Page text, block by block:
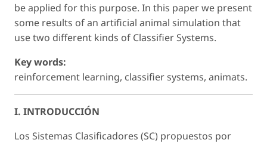
be applied for this purpose. In this paper we present
some results of an artificial animal simulation that
use two different kinds of Classifier Systems.
Key words:
reinforcement learning, classifier systems, animats.
I. INTRODUCCIÓN
Los Sistemas Clasificadores (SC) propuestos por